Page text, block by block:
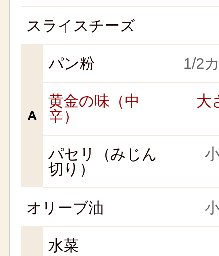
スライスチーズ
A
パン粉 1/2
黄金の味（中
辛）
大
パセリ（みじん
切り）
オリーブ油
水菜